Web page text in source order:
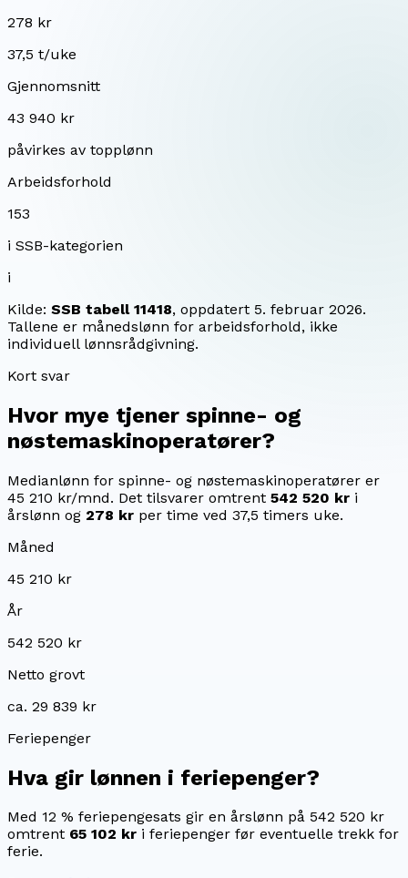
278 kr
37,5 t/uke
Gjennomsnitt
43 940 kr
påvirkes av topplønn
Arbeidsforhold
153
i SSB-kategorien
i
Kilde: SSB tabell 11418, oppdatert 5. februar 2026.
Tallene er månedslønn for arbeidsforhold, ikke
individuell lønnsrådgivning.
Kort svar
Hvor mye tjener spinne- og
nøstemaskinoperatører?
Medianlønn for spinne- og nøstemaskinoperatører er
45 210 kr/mnd. Det tilsvarer omtrent 542 520 kr i
årslønn og 278 kr per time ved 37,5 timers uke.
Måned
45 210 kr
År
542 520 kr
Netto grovt
ca. 29 839 kr
Feriepenger
Hva gir lønnen i feriepenger?
Med 12 % feriepengesats gir en årslønn på 542 520 kr
omtrent 65 102 kr i feriepenger før eventuelle trekk for
ferie.